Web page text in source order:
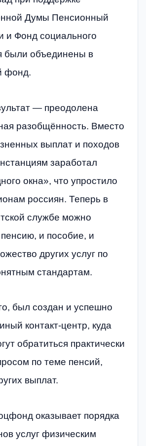
Думы Пенсионный
и Фонд социального
были объединены в
фонд.
— преодолена
разобщённость. Вместо
выплат и походов
заработал
окна», что упростило
россиян. Теперь в
службе можно
и пособие, и
других услуг по
стандартам.
был создан и успешно
контакт-центр, куда
обратиться практически
по теме пенсий,
выплат.
оказывает порядка
услуг физическим